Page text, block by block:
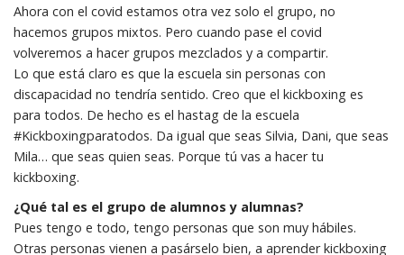
Ahora con el covid estamos otra vez solo el grupo, no
hacemos grupos mixtos. Pero cuando pase el covid
volveremos a hacer grupos mezclados y a compartir.
Lo que está claro es que la escuela sin personas con
discapacidad no tendría sentido. Creo que el kickboxing es
para todos. De hecho es el hastag de la escuela
#Kickboxingparatodos. Da igual que seas Silvia, Dani, que seas
Mila… que seas quien seas. Porque tú vas a hacer tu
kickboxing.
¿Qué tal es el grupo de alumnos y alumnas?
Pues tengo e todo, tengo personas que son muy hábiles.
Otras personas vienen a pasárselo bien, a aprender kickboxing